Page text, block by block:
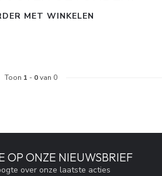
MET WINKELEN
Toon 1 - 0van 0
OP ONZE NIEUWSBRIEF
over onze laatste acties